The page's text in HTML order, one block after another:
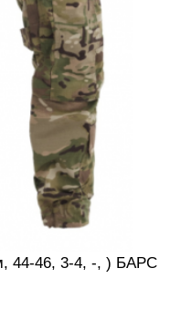
44-46, 3-4, -, ) БАРС